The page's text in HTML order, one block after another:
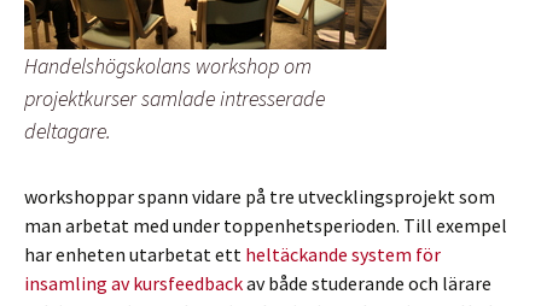
Handelshögskolans workshop om
projektkurser samlade intresserade
deltagare.
workshoppar spann vidare på tre utvecklingsprojekt som
man arbetat med under toppenhetsperioden. Till exempel
har enheten utarbetat ett heltäckande system för
insamling av kursfeedbackav både studerande och lärare